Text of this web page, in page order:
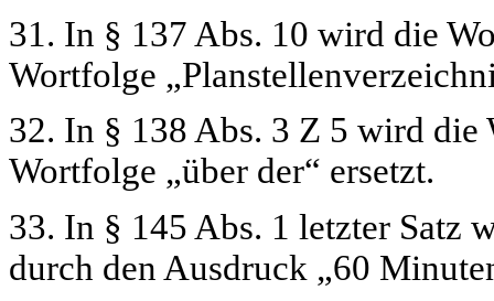
31. In § 137 Abs. 10 wird die
Wortfolge
32. In § 138 Abs. 3 Z 5 wird
Wortfolge „über der“ ersetzt.
33. In § 145 Abs. 1 letzter Satz
durch den Ausdruck „60